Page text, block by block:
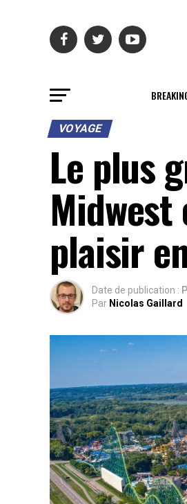
VOYAGE
Le plus
plaisir
Date de publication :
Par Nicolas Gaillard